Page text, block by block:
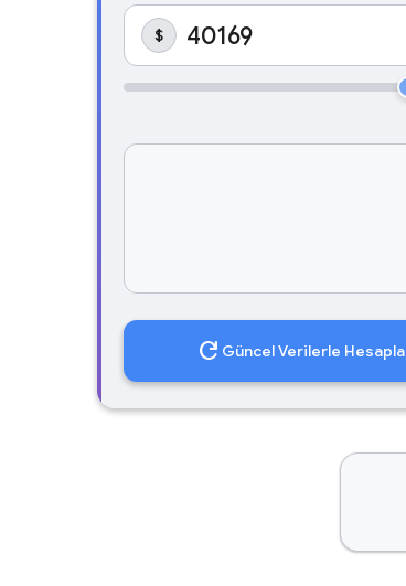
$
refresh Güncel Verilerle Hesapla